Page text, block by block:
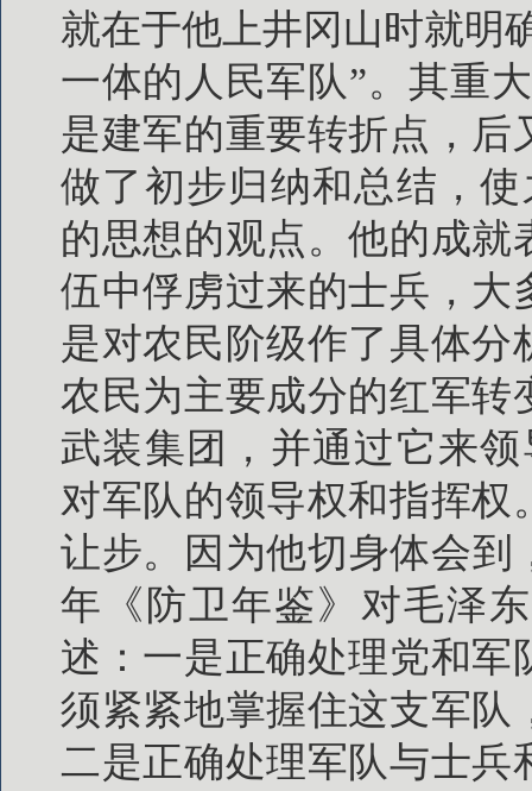
就在于他上井冈山时就明
一体的人民军队”。其重
是建军的重要转折点，
做了初步归纳和总结，
的思想的观点。他的成
伍中俘虏过来的士兵，大
是对农民阶级作了具体
农民为主要成分的红军转
武装集团，并通过它来
对军队的领导权和指挥
让步。因为他切身体会到
年《防卫年鉴》对毛泽
述：一是正确处理党和
须紧紧地掌握住这支军队
二是正确处理军队与士兵